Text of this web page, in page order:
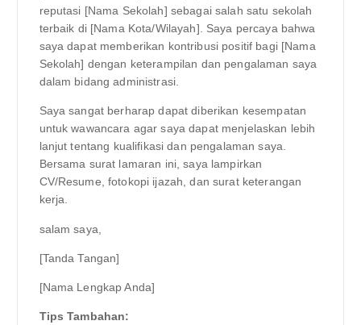
reputasi [Nama Sekolah] sebagai salah satu sekolah
terbaik di [Nama Kota/Wilayah]. Saya percaya bahwa
saya dapat memberikan kontribusi positif bagi [Nama
Sekolah] dengan keterampilan dan pengalaman saya
dalam bidang administrasi.
Saya sangat berharap dapat diberikan kesempatan
untuk wawancara agar saya dapat menjelaskan lebih
lanjut tentang kualifikasi dan pengalaman saya.
Bersama surat lamaran ini, saya lampirkan
CV/Resume, fotokopi ijazah, dan surat keterangan
kerja.
salam saya,
[Tanda Tangan]
[Nama Lengkap Anda]
Tips Tambahan: